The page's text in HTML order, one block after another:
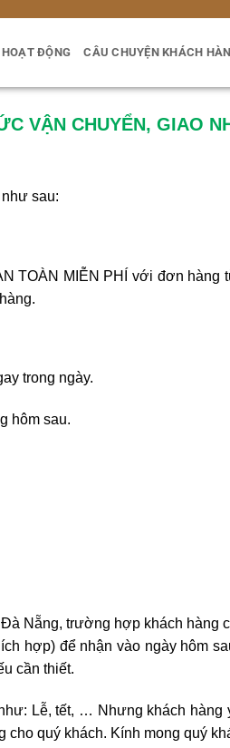
HOẠT ĐỘNG CÂU CHUYỆN KHÁCH
VẬN CHUYỂN, GIAO
sau:
TOÀN MIỄN PHÍ với đơn hàng
trong ngày.
hôm sau.
Nẵng, trường hợp khách hàng
hợp) để nhận vào ngày hôm
cần thiết.
Lễ, tết, … Nhưng khách hàng
quý khách. Kính mong quý